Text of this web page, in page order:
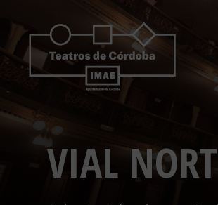
contenido
VIAL